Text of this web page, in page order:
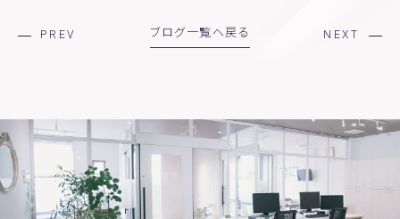
PREV ブログ一覧へ戻る NEXT